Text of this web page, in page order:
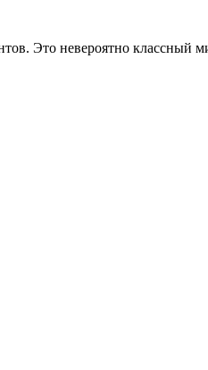
Это невероятно классный